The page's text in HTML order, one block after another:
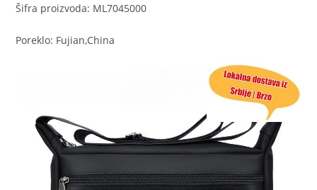
Šifra proizvoda: ML7045000
Poreklo: Fujian,China